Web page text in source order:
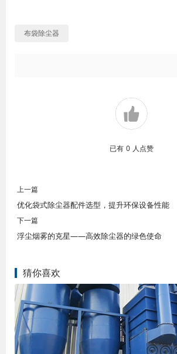
布袋除尘器
已有 0 人点赞
上一篇
优化袋式除尘器配件选型，提升环保设备性能
下一篇
浮尘烟雾的克星——高效除尘器的绿色使命
猜你喜欢